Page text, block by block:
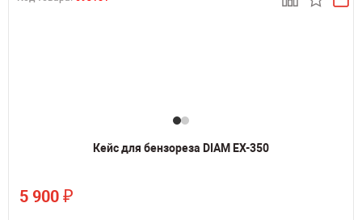
Кейс для бензореза DIAM EX-350
5 900 ₽